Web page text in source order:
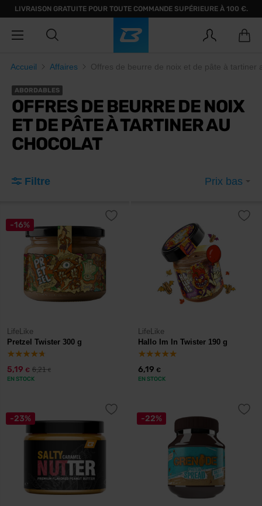
LIVRAISON GRATUITE POUR TOUTE COMMANDE SUPÉRIEURE À 100 €.
Accueil Affaires Offres de beurre de noix et de pâte à tartiner
ABORDABLES
OFFRES DE BEURRE DE NOIX
ET DE PÂTE À TARTINER AU
CHOCOLAT
Filtre Prix bas
-16%
LifeLike
Pretzel Twister 300 g
5,19 € 6,21€
EN STOCK
LifeLike
Hallo Im In Twister 190 g
6,19 €
EN STOCK
-23% -22%